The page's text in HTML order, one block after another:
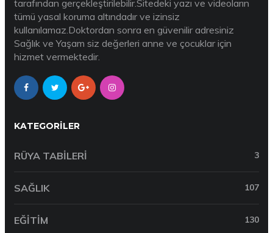
tarafından gerçekleştirilebilir.Sitedeki yazı ve videoların
tümü yasal koruma altındadır ve izinsiz
kullanılamaz.Doktordan sonra en güvenilir adresiniz
Sağlık ve Yaşam siz değerleri anne ve çocuklar için
hizmet vermektedir.
KATEGORILER
RÜYA TABILERI 3
SAĞLIK 107
EĞITIM 130